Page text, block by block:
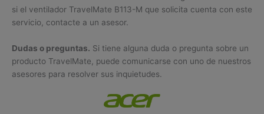
si el ventilador TravelMate B113-M que solicita cuenta con este
servicio, contacte a un asesor.
Dudas o preguntas. Si tiene alguna duda o pregunta sobre un
producto TravelMate, puede comunicarse con uno de nuestros
asesores para resolver sus inquietudes.